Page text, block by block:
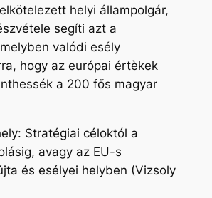
helyi állampolgár,
segíti azt a
valódi esély
hogy az európai értèkek
a 200 fős magyar
Stratégiai céloktól a
avagy az EU-s
és esélyei helyben (Vizsoly